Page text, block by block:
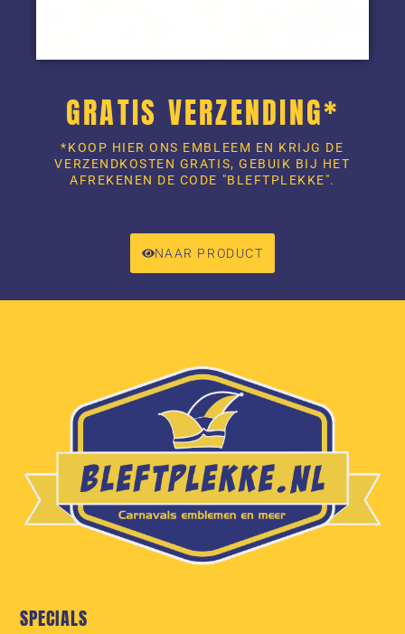
GRATIS VERZENDING*
*KOOP HIER ONS EMBLEEM EN KRIJG DE
VERZENDKOSTEN GRATIS, GEBUIK BIJ HET
AFREKENEN DE CODE "BLEFTPLEKKE".
NAAR PRODUCT
SPECIALS